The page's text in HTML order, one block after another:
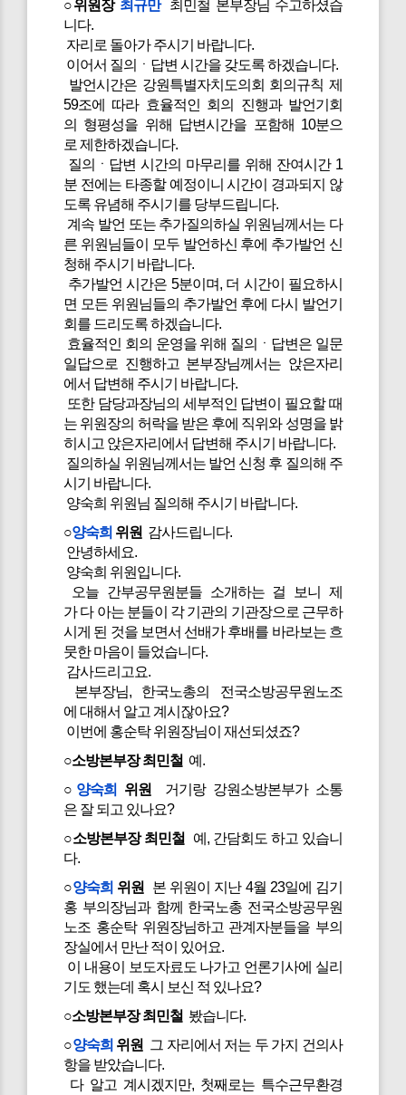
○위원장 최규만최민철 본부장님 수고하셨습
니다.
자리로 돌아가 주시기 바랍니다.
이어서 질의ㆍ답변 시간을 갖도록 하겠습니다.
발언시간은 강원특별자치도의회 회의규칙 제
59조에 따라 효율적인 회의 진행과 발언기회
의 형평성을 위해 답변시간을 포함해 10분으
로 제한하겠습니다.
질의ㆍ답변 시간의 마무리를 위해 잔여시간 1
분 전에는 타종할 예정이니 시간이 경과되지 않
도록 유념해 주시기를 당부드립니다.
계속 발언 또는 추가질의하실 위원님께서는 다
른 위원님들이 모두 발언하신 후에 추가발언 신
청해 주시기 바랍니다.
추가발언 시간은 5분이며, 더 시간이 필요하시
면 모든 위원님들의 추가발언 후에 다시 발언기
회를 드리도록 하겠습니다.
효율적인 회의 운영을 위해 질의ㆍ답변은 일문
일답으로 진행하고 본부장님께서는 앉은자리
에서 답변해 주시기 바랍니다.
또한 담당과장님의 세부적인 답변이 필요할 때
는 위원장의 허락을 받은 후에 직위와 성명을 밝
히시고 앉은자리에서 답변해 주시기 바랍니다.
질의하실 위원님께서는 발언 신청 후 질의해 주
시기 바랍니다.
양숙희 위원님 질의해 주시기 바랍니다.
○양숙희 위원 감사드립니다.
안녕하세요.
양숙희 위원입니다.
오늘 간부공무원분들 소개하는 걸 보니 제
가 다 아는 분들이 각 기관의 기관장으로 근무하
시게 된 것을 보면서 선배가 후배를 바라보는 흐
뭇한 마음이 들었습니다.
감사드리고요.
본부장님, 한국노총의 전국소방공무원노조
에 대해서 알고 계시잖아요?
이번에 홍순탁 위원장님이 재선되셨죠?
○소방본부장 최민철 예.
○ 양숙희 위원 거기랑 강원소방본부가 소통
은 잘 되고 있나요?
○소방본부장 최민철
예, 간담회도 하고 있습니
다.
○양숙희 위원
본 위원이 지난 4월 23일에 김기
홍 부의장님과 함께 한국노총 전국소방공무원
노조 홍순탁 위원장님하고 관계자분들을 부의
장실에서 만난 적이 있어요.
이 내용이 보도자료도 나가고 언론기사에 실리
기도 했는데 혹시 보신 적 있나요?
○소방본부장 최민철 봤습니다.
○양숙희 위원
그 자리에서 저는 두 가지 건의사
항을 받았습니다.
다 알고 계시겠지만, 첫째로는 특수근무환경